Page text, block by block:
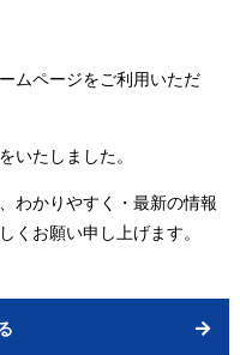
ムページをご利用いただ
いたしました。
わかりやすく・最新の情報
くお願い申し上げます。